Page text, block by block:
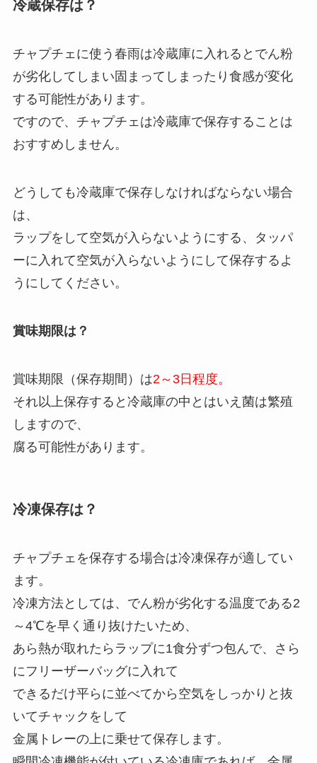
冷蔵保存は？
チャプチェに使う春雨は冷蔵庫に入れるとでん粉
が劣化してしまい固まってしまったり食感が変化
する可能性があります。
ですので、チャプチェは冷蔵庫で保存することは
おすすめしません。
どうしても冷蔵庫で保存しなければならない場合
は、
ラップをして空気が入らないようにする、タッパ
ーに入れて空気が入らないようにして保存するよ
うにしてください。
賞味期限は？
賞味期限（保存期間）は2～3日程度。
それ以上保存すると冷蔵庫の中とはいえ菌は繁殖
しますので、
腐る可能性があります。
冷凍保存は？
チャプチェを保存する場合は冷凍保存が適してい
ます。
冷凍方法としては、でん粉が劣化する温度である2
～4℃を早く通り抜けたいため、
あら熱が取れたらラップに1食分ずつ包んで、さら
にフリーザーバッグに入れて
できるだけ平らに並べてから空気をしっかりと抜
いてチャックをして
金属トレーの上に乗せて保存します。